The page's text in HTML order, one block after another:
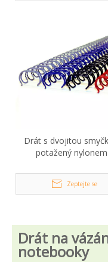
Drát s dvojitou
potažený nylonem
Zeptejte se
Drát na
notebooky